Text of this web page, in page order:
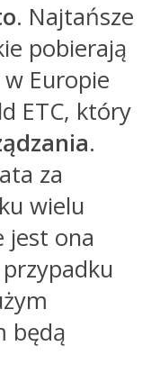
. Najtańsze
pobierają
Europie
ETC, który
.
za
wielu
jest ona
będą